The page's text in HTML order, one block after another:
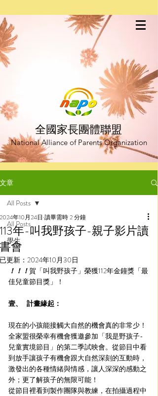
全國家長團體聯盟
National Alliance of Parents Organization
文章
All Posts
學生
All Posts
113年-叫我野孩子-親子影片讀
書會
2024年10月24日 讀畢需時 2 分鐘
已更新： 2024年10月30日
！！！賀「叫我野孩子」榮獲112年金鐘獎「最
佳兒童節目獎」！
壹、   計畫緣起：
現在的小孩能接觸大自然的機會真的非常少！
全家盟很榮幸有機會獲邀參加「我是野孩子-
兒童實境節目」的第二季試映會。從節目中看
到放手讓孩子有機會跟大自然深刻的互動時，
激發出的各種情緒與情感，讓人深深的感動之
外；更了解孩子的無限可能！
從節目裡看到製作團隊與教練，在拍攝過程中